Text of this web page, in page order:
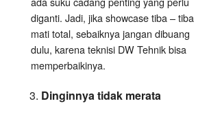
diganti. Jadi, jika showcase tiba – tiba
mati total, sebaiknya jangan dibuang
dulu, karena teknisi DW Tehnik bisa
memperbaikinya.
Dinginnya tidak merata